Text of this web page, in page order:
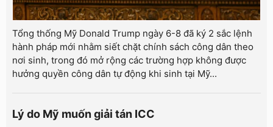
Tổng thống Mỹ Donald Trump ngày 6-8 đã ký 2 sắc lệnh
hành pháp mới nhằm siết chặt chính sách công dân theo
nơi sinh, trong đó mở rộng các trường hợp không được
hưởng quyền công dân tự động khi sinh tại Mỹ...
Lý do Mỹ muốn giải tán ICC